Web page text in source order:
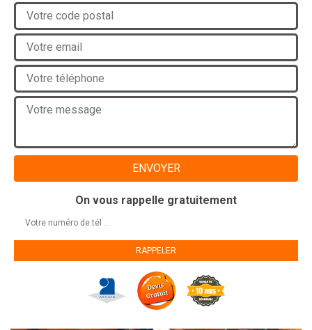
On vous rappelle gratuitement